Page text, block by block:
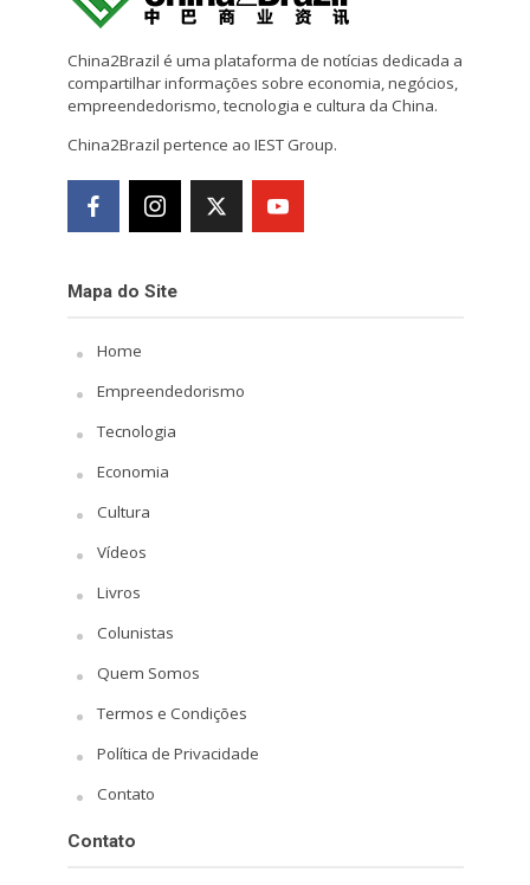
China2Brazil é uma plataforma de notícias dedicada a
compartilhar informações sobre economia, negócios,
empreendedorismo, tecnologia e cultura da China.
China2Brazil pertence ao IEST Group.
Mapa do Site
Home
Empreendedorismo
Tecnologia
Economia
Cultura
Vídeos
Livros
Colunistas
Quem Somos
Termos e Condições
Política de Privacidade
Contato
Contato